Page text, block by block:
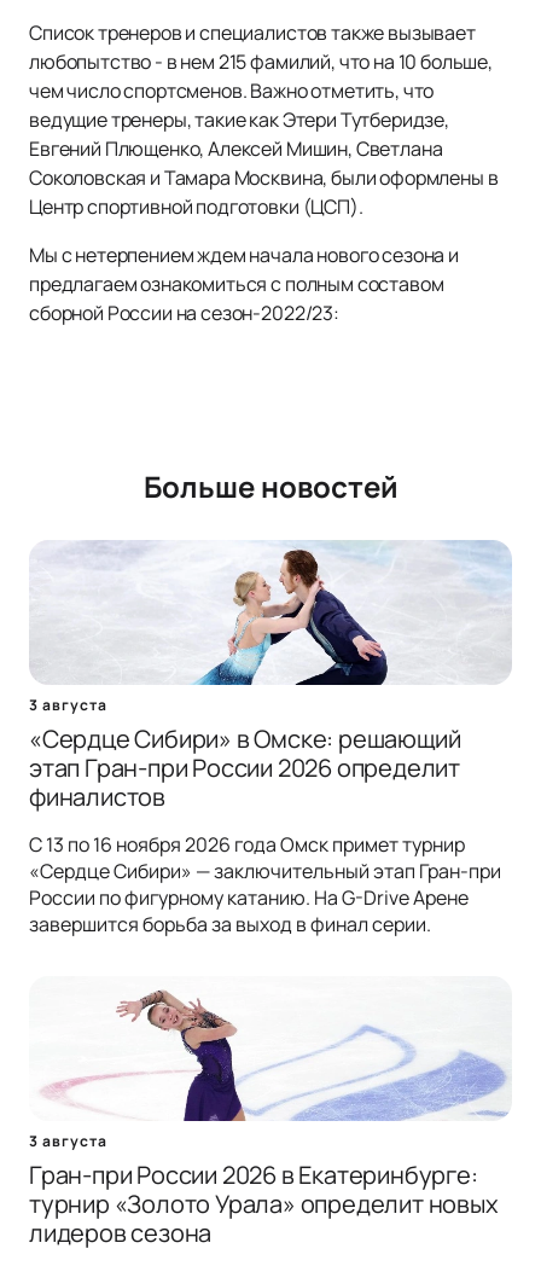
Список тренеров и специалистов также вызывает
любопытство - в нем 215 фамилий, что на 10 больше,
чем число спортсменов. Важно отметить, что
ведущие тренеры, такие как Этери Тутберидзе,
Евгений Плющенко, Алексей Мишин, Светлана
Соколовская и Тамара Москвина, были оформлены в
Центр спортивной подготовки (ЦСП).
Мы с нетерпением ждем начала нового сезона и
предлагаем ознакомиться с полным составом
сборной России на сезон-2022/23:
Больше новостей
3 августа
«Сердце Сибири» в Омске: решающий
этап Гран-при России 2026 определит
финалистов
С 13 по 16 ноября 2026 года Омск примет турнир
«Сердце Сибири» — заключительный этап Гран-при
России по фигурному катанию. На G-Drive Арене
завершится борьба за выход в финал серии.
3 августа
Гран-при России 2026 в Екатеринбурге:
турнир «Золото Урала» определит новых
лидеров сезона